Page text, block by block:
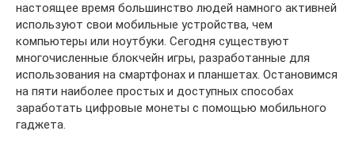
настоящее время большинство людей намного активней
используют свои мобильные устройства, чем
компьютеры или ноутбуки. Сегодня существуют
многочисленные блокчейн игры, разработанные для
использования на смартфонах и планшетах. Остановимся
на пяти наиболее простых и доступных способах
заработать цифровые монеты с помощью мобильного
гаджета.